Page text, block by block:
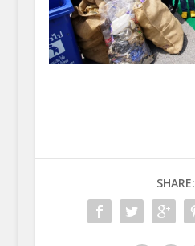
SHARE: